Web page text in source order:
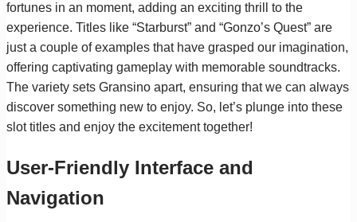
fortunes in an moment, adding an exciting thrill to the
experience. Titles like “Starburst” and “Gonzo’s Quest” are
just a couple of examples that have grasped our imagination,
offering captivating gameplay with memorable soundtracks.
The variety sets Gransino apart, ensuring that we can always
discover something new to enjoy. So, let’s plunge into these
slot titles and enjoy the excitement together!
User-Friendly Interface and
Navigation